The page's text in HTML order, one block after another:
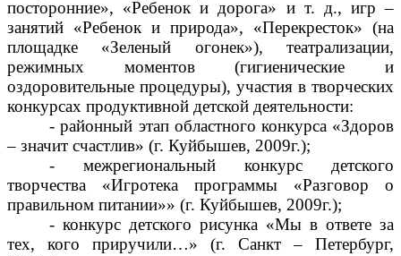
посторонние», «Ребенок и дорога» и т. д., игр –
занятий «Ребенок и природа», «Перекресток» (на
площадке «Зеленый огонек»), театрализации,
режимных моментов (гигиенические и
оздоровительные процедуры), участия в творческих
конкурсах продуктивной детской деятельности:
- районный этап областного конкурса «Здоров
– значит счастлив» (г. Куйбышев, 2009г.);
- межрегиональный конкурс детского
творчества «Игротека программы «Разговор о
правильном питании»» (г. Куйбышев, 2009г.);
- конкурс детского рисунка «Мы в ответе за
тех, кого приручили…» (г. Санкт – Петербург,